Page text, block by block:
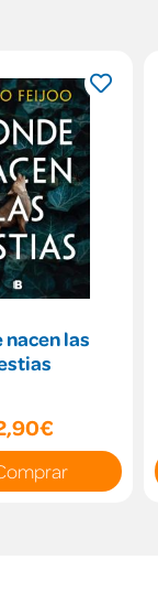
nacen las